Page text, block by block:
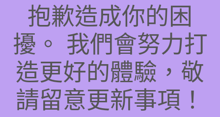
抱歉造成你的困
擾。 我們會努力打
造更好的體驗，敬
請留意更新事項！